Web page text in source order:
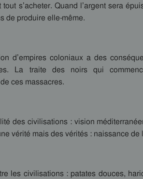
tout s’acheter. Quand l’argent sera
de produire elle-même.
coloniaux a des
La traite des noirs qui
ces massacres.
civilisations : vision
vérité mais des vérités : naissance de
civilisations : patates douces,